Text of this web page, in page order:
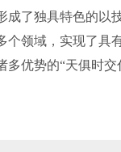
成了独具特色的以
个领域，实现了具
优势的“天俱时交